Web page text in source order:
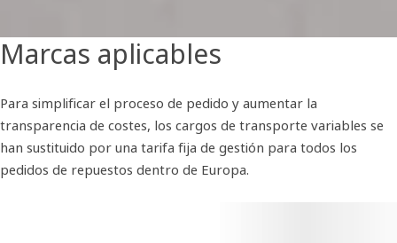
Marcas aplicables
Para simplificar el proceso de pedido y aumentar la
transparencia de costes, los cargos de transporte variables se
han sustituido por una tarifa fija de gestión para todos los
pedidos de repuestos dentro de Europa.